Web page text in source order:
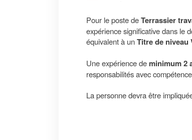
Pour le poste deTerrassier
expérience significative dans le
équivalent à unTitre de niveau
Une expérience de minimum 2
responsabilités avec
La personne devra être